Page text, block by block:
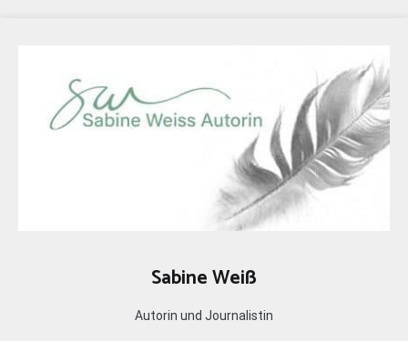
Sabine Weiß
Autorin und Journalistin